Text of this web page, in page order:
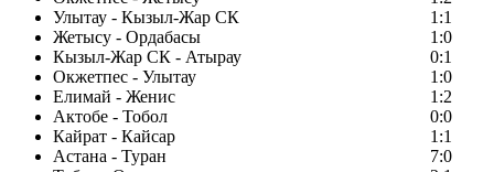
Улытау - Кызыл-Жар СК
1:1
Жетысу - Ордабасы
1:0
Кызыл-Жар СК - Атырау
0:1
Окжетпес - Улытау
1:0
Елимай - Женис
1:2
Актобе - Тобол
0:0
Кайрат - Кайсар
1:1
Астана - Туран
7:0